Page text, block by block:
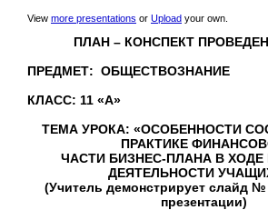
View more presentations or Upload your own.
ПЛАН – КОНСПЕКТ
ПРЕДМЕТ: ОБЩЕСТВОЗНАНИЕ
КЛАСС: 11 «А»
ТЕМА УРОКА: «ОСОБЕННОСТИ
ПРАКТИКЕ
ЧАСТИ БИЗНЕС-ПЛАНА В ХОДЕ
ДЕЯТЕЛЬНОСТИ
(Учитель демонстрирует слайд №
презентации)